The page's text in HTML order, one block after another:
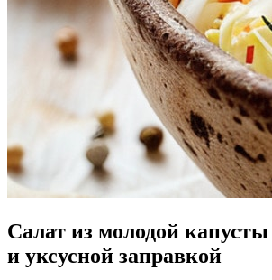
Салат из молодой
и уксусной заправкой